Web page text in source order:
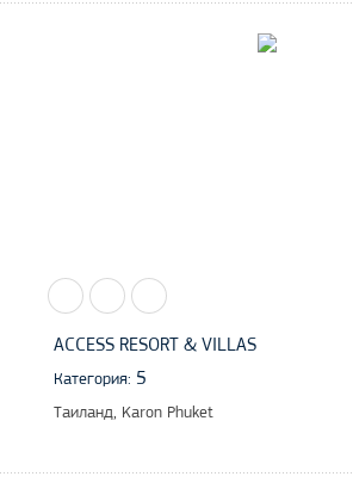
ACCESS RESORT & VILLAS
Категория: 5
Таиланд, Karon Phuket